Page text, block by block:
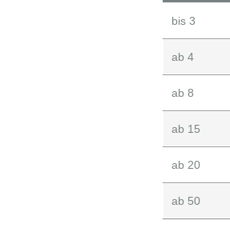
bis3
ab4
ab8
ab 15
ab 20
ab 50